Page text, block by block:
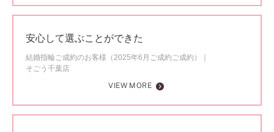
安心して選ぶことができた
結婚指輪ご成約のお客様（2025年6月ご成約ご成約）
そごう千葉店
VIEW MORE